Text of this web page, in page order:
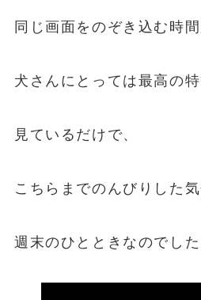
同じ画面をのぞき込む時間
犬さんにとっては最高の特
見ているだけで、
こちらまでのんびりした
週末のひとときなのでした